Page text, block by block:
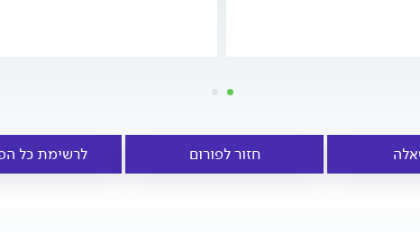
חזור לפורום לרשימת כל